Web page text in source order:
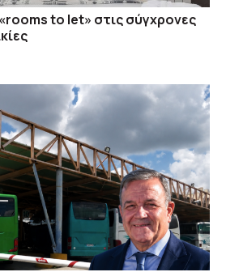
to let» στις σύγχρονες